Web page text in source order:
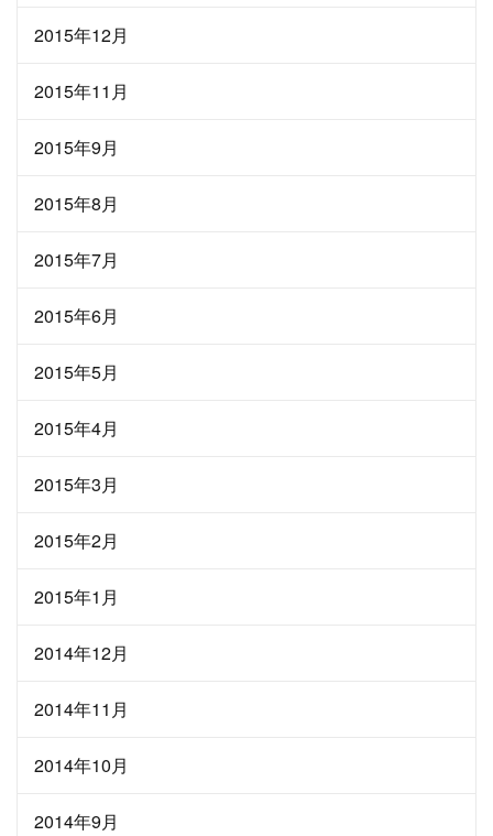
2015年12月
2015年11月
2015年9月
2015年8月
2015年7月
2015年6月
2015年5月
2015年4月
2015年3月
2015年2月
2015年1月
2014年12月
2014年11月
2014年10月
2014年9月